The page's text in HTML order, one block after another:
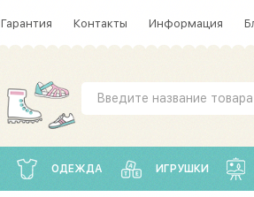
Гарантия Контакты Информация
ОДЕЖДА ИГРУШКИ